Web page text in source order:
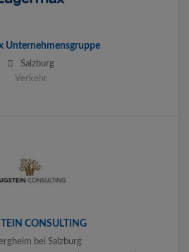
Unternehmensgruppe
Salzburg
Verkehr
CONSULTING
bei Salzburg